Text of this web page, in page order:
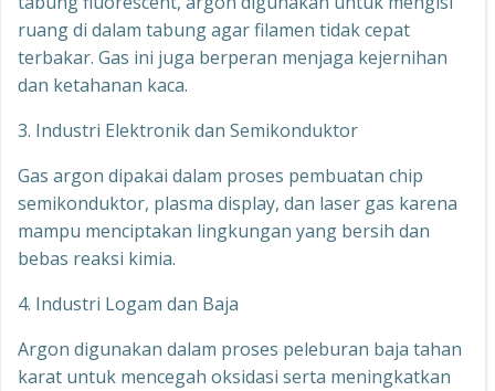
ruang di dalam tabung agar filamen tidak cepat
terbakar. Gas ini juga berperan menjaga kejernihan
dan ketahanan kaca.
3. Industri Elektronik dan Semikonduktor
Gas argon dipakai dalam proses pembuatan chip
semikonduktor, plasma display, dan laser gas karena
mampu menciptakan lingkungan yang bersih dan
bebas reaksi kimia.
4. Industri Logam dan Baja
Argon digunakan dalam proses peleburan baja tahan
karat untuk mencegah oksidasi serta meningkatkan